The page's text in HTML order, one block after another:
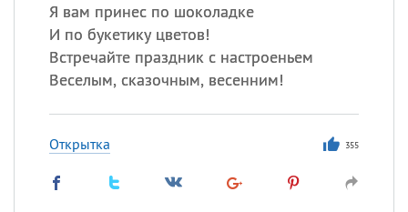
Я вам принес по шоколадке
И по букетику цветов!
Встречайте праздник с настроеньем
Веселым, сказочным, весенним!
Открытка 355